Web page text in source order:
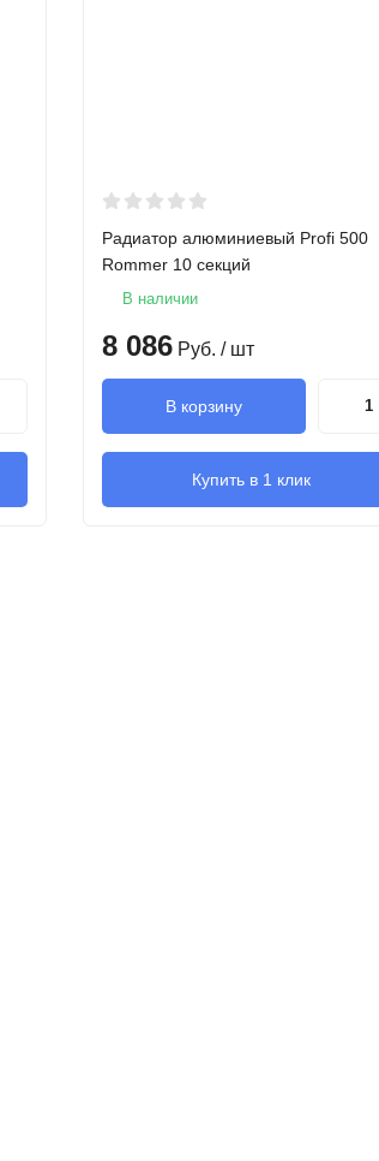
Радиатор алюминиевый Profi 500
Rommer 10 секций
В наличии
8 086 Руб. / шт
В корзину
Купить в 1 клик